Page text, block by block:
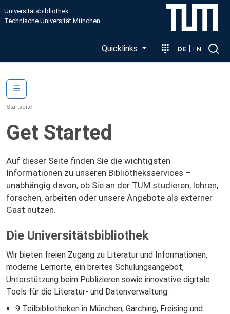
Direkt zum Inhalt
Universitätsbibliothek
Technische Universität München
Quicklinks DE | EN
Startseite
Get Started
Auf dieser Seite finden Sie die wichtigsten
Informationen zu unseren Bibliotheksservices –
unabhängig davon, ob Sie an der TUM studieren, lehren,
forschen, arbeiten oder unsere Angebote als externer
Gast nutzen.
Die Universitätsbibliothek
Wir bieten freien Zugang zu Literatur und Informationen,
moderne Lernorte, ein breites Schulungsangebot,
Unterstützung beim Publizieren sowie innovative digitale
Tools für die Literatur- und Datenverwaltung.
9 Teilbibliothekenin München, Garching, Freising und
☰